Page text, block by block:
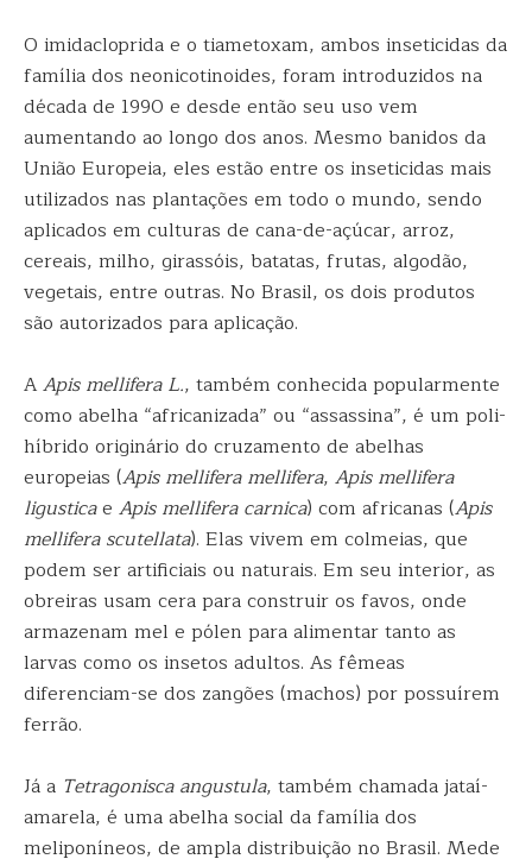
O imidacloprida e o tiametoxam, ambos inseticidas da
família dos neonicotinoides, foram introduzidos na
década de 1990 e desde então seu uso vem
aumentando ao longo dos anos. Mesmo banidos da
União Europeia, eles estão entre os inseticidas mais
utilizados nas plantações em todo o mundo, sendo
aplicados em culturas de cana-de-açúcar, arroz,
cereais, milho, girassóis, batatas, frutas, algodão,
vegetais, entre outras. No Brasil, os dois produtos
são autorizados para aplicação.
AApis mellifera L., também conhecida popularmente
como abelha “africanizada” ou “assassina”, é um poli-
híbrido originário do cruzamento de abelhas
europeias (Apis mellifera mellifera, Apis mellifera
ligusticae Apis mellifera carnica) com africanas (Apis
mellifera scutellata). Elas vivem em colmeias, que
podem ser artificiais ou naturais. Em seu interior, as
obreiras usam cera para construir os favos, onde
armazenam mel e pólen para alimentar tanto as
larvas como os insetos adultos. As fêmeas
diferenciam-se dos zangões (machos) por possuírem
ferrão.
Já a Tetragonisca angustula, também chamada jataí-
amarela, é uma abelha social da família dos
meliponíneos, de ampla distribuição no Brasil. Mede